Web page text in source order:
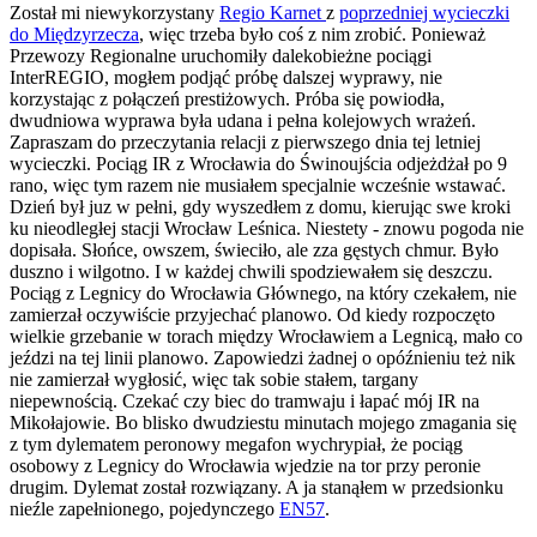
Został mi niewykorzystany Regio Karnet z poprzedniej wycieczki
do Międzyrzecza, więc trzeba było coś z nim zrobić. Ponieważ
Przewozy Regionalne uruchomiły dalekobieżne pociągi
InterREGIO, mogłem podjąć próbę dalszej wyprawy, nie
korzystając z połączeń prestiżowych. Próba się powiodła,
dwudniowa wyprawa była udana i pełna kolejowych wrażeń.
Zapraszam do przeczytania relacji z pierwszego dnia tej letniej
wycieczki. Pociąg IR z Wrocławia do Świnoujścia odjeżdżał po 9
rano, więc tym razem nie musiałem specjalnie wcześnie wstawać.
Dzień był juz w pełni, gdy wyszedłem z domu, kierując swe kroki
ku nieodległej stacji Wrocław Leśnica. Niestety - znowu pogoda nie
dopisała. Słońce, owszem, świeciło, ale zza gęstych chmur. Było
duszno i wilgotno. I w każdej chwili spodziewałem się deszczu.
Pociąg z Legnicy do Wrocławia Głównego, na który czekałem, nie
zamierzał oczywiście przyjechać planowo. Od kiedy rozpoczęto
wielkie grzebanie w torach między Wrocławiem a Legnicą, mało co
jeździ na tej linii planowo. Zapowiedzi żadnej o opóźnieniu też nik
nie zamierzał wygłosić, więc tak sobie stałem, targany
niepewnością. Czekać czy biec do tramwaju i łapać mój IR na
Mikołajowie. Bo blisko dwudziestu minutach mojego zmagania się
z tym dylematem peronowy megafon wychrypiał, że pociąg
osobowy z Legnicy do Wrocławia wjedzie na tor przy peronie
drugim. Dylemat został rozwiązany. A ja stanąłem w przedsionku
nieźle zapełnionego, pojedynczego EN57.